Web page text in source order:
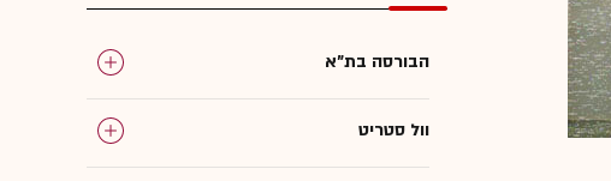
הבורסה בת"א
וול סטריט